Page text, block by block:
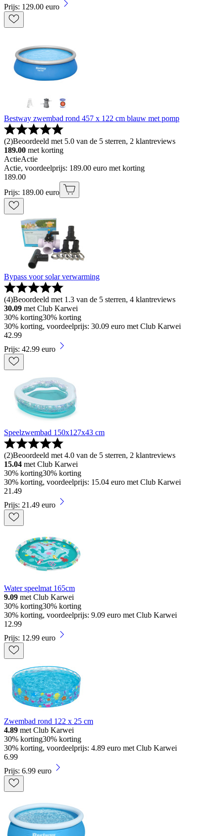
Prijs: 129.00 euro
Bestway zwembad rond 457 x 122 cm blauw met pomp
(2)Beoordeeld met 5.0 van de 5 sterren, 2 klantreviews
189.00 met korting
ActieActie
Actie, voordeelprijs: 189.00 euro met korting
189.00
Prijs: 189.00 euro
Bypass voor solar verwarming
(4)Beoordeeld met 1.3 van de 5 sterren, 4 klantreviews
30.09 met Club Karwei
30% korting30% korting
30% korting, voordeelprijs: 30.09 euro met Club Karwei
42.99
Prijs: 42.99 euro
Speelzwembad 150x127x43 cm
(2)Beoordeeld met 4.0 van de 5 sterren, 2 klantreviews
15.04 met Club Karwei
30% korting30% korting
30% korting, voordeelprijs: 15.04 euro met Club Karwei
21 .49
Prijs: 21.49 euro
Water speelmat 165cm
9.09 met Club Karwei
30% korting30% korting
30% korting, voordeelprijs: 9.09 euro met Club Karwei
12.99
Prijs: 12.99 euro
Zwembad rond 122 x 25 cm
4.89 met Club Karwei
30% korting30% korting
30% korting, voordeelprijs: 4.89 euro met Club Karwei
6.99
Prijs: 6.99 euro